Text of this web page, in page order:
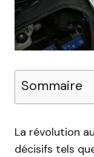
Sommaire
La révolution
décisifs tels